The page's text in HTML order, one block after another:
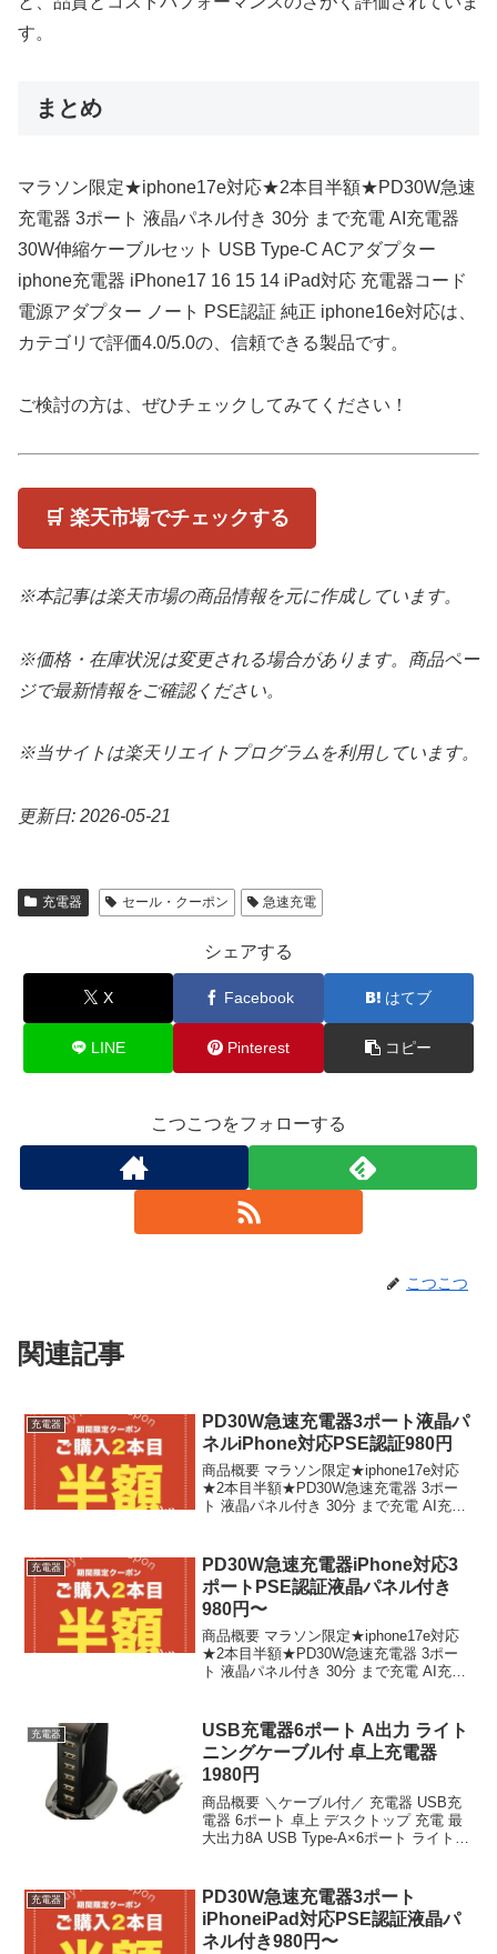
す。
まとめ
マラソン限定★iphone17e対応★2本目半額★PD30W急速
充電器 3ポート 液晶パネル付き 30分 まで充電 AI充電器
30W伸縮ケーブルセット USB Type-C ACアダプター
iphone充電器 iPhone17 16 15 14 iPad対応 充電器コード
電源アダプター ノート PSE認証 純正 iphone16e対応は、
カテゴリで評価4.0/5.0の、信頼できる製品です。
ご検討の方は、ぜひチェックしてみてください！
🛒 楽天市場でチェックする
※本記事は楽天市場の商品情報を元に作成しています。
※価格・在庫状況は変更される場合があります。商品ペー
ジで最新情報をご確認ください。
※当サイトは楽天リエイトプログラムを利用しています。
更新日: 2026-05-21
充電器 セール・クーポン 急速充電
シェアする
X Facebook はてブ
LINE Pinterest コピー
こつこつをフォローする
こつこつ
関連記事
充電器
PD30W急速充電器3ポート液晶パ
ネルiPhone対応PSE認証980円
商品概要 マラソン限定★iphone17e対応
★2本目半額★PD30W急速充電器 3ポー
ト 液晶パネル付き 30分 まで充電 AI充電
充電器
PD30W急速充電器iPhone対応3
ポートPSE認証液晶パネル付き
980円〜
商品概要 マラソン限定★iphone17e対応
★2本目半額★PD30W急速充電器 3ポー
ト 液晶パネル付き 30分 まで充電 AI充電
充電器
USB充電器6ポート A出力 ライト
ニングケーブル付 卓上充電器
1980円
商品概要 ＼ケーブル付／ 充電器 USB充
電器 6ポート 卓上 デスクトップ 充電 最
大出力8A USB Type-A×6ポート ライトニ
充電器 6ポート 卓上...
充電器
PD30W急速充電器3ポート
iPhoneiPad対応PSE認証液晶パ
ネル付き980円〜